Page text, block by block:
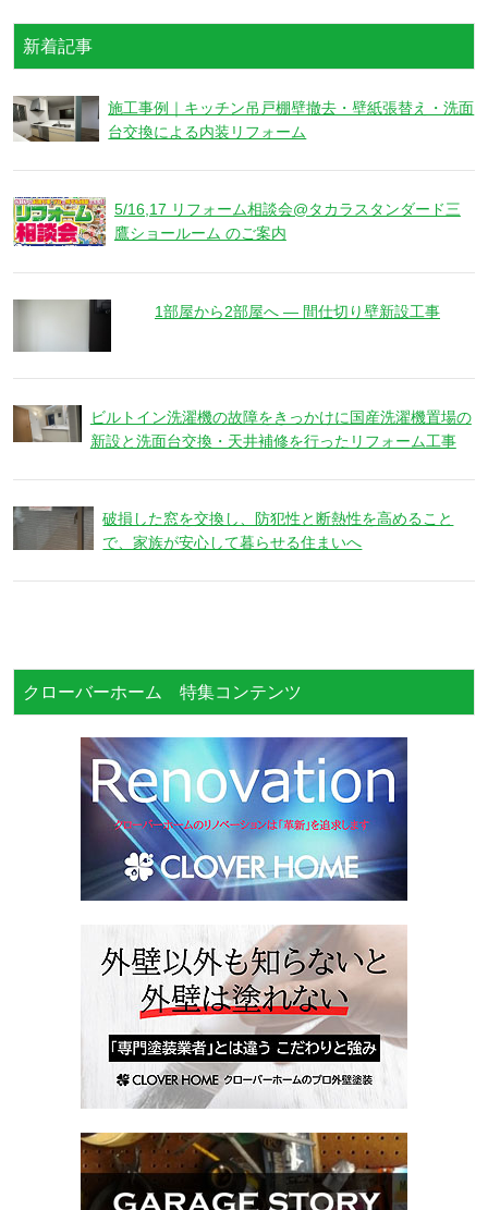
新着記事
施工事例｜キッチン吊戸棚壁撤去・壁紙張替え・洗面
台交換による内装リフォーム
5/16,17 リフォーム相談会@タカラスタンダード三
鷹ショールーム のご案内
1部屋から2部屋へ ― 間仕切り壁新設工事
ビルトイン洗濯機の故障をきっかけに国産洗濯機置場の
新設と洗面台交換・天井補修を行ったリフォーム工事
破損した窓を交換し、防犯性と断熱性を高めること
で、家族が安心して暮らせる住まいへ
クローバーホーム 特集コンテンツ